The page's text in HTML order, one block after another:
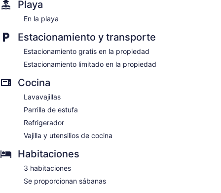
Playa
En la playa
Estacionamiento y transporte
Estacionamiento gratis en la propiedad
Estacionamiento limitado en la propiedad
Cocina
Lavavajillas
Parrilla de estufa
Refrigerador
Vajilla y utensilios de cocina
Habitaciones
3 habitaciones
Se proporcionan sábanas